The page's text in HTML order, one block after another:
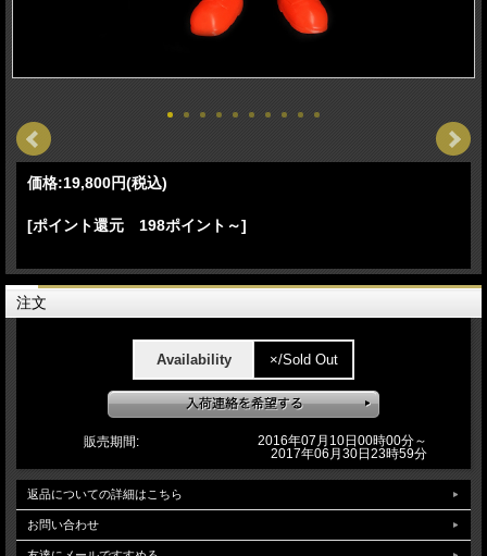
価格:19,800円(税込)
[ポイント還元 198ポイント～]
注文
Availability ×/Sold Out
販売期間:
2016年07月10日00時00分～
2017年06月30日23時59分
返品についての詳細はこちら
お問い合わせ